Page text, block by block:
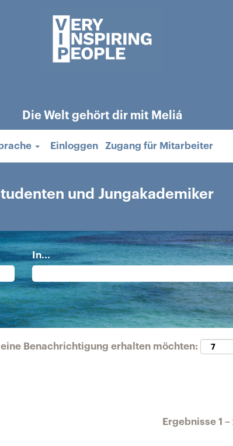
Die Welt gehört dir mit Meliá
Einloggen Zugang für Mitarbeiter
und Jungakademiker
In...
Benachrichtigung erhalten möchten:
Ergebnisse 1 –